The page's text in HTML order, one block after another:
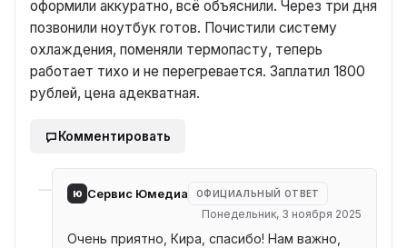
оформили аккуратно, всё объяснили. Через три дня
позвонили ноутбук готов. Почистили систему
охлаждения, поменяли термопасту, теперь
работает тихо и не перегревается. Заплатил 1800
рублей, цена адекватная.
Комментировать
ю Сервис Юмедиа ОФИЦИАЛЬНЫЙ ОТВЕТ
Понедельник, 3 ноября 2025
Очень приятно, Кира, спасибо! Нам важно,